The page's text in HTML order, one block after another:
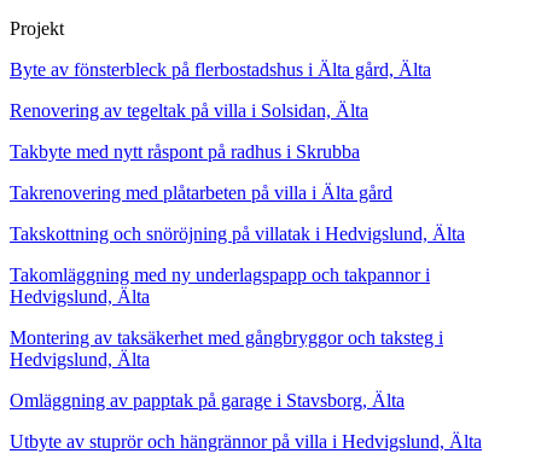
Projekt
Byte av fönsterbleck på flerbostadshus i Älta gård, Älta
Renovering av tegeltak på villa i Solsidan, Älta
Takbyte med nytt råspont på radhus i Skrubba
Takrenovering med plåtarbeten på villa i Älta gård
Takskottning och snöröjning på villatak i Hedvigslund, Älta
Takomläggning med ny underlagspapp och takpannor i
Hedvigslund, Älta
Montering av taksäkerhet med gångbryggor och taksteg i
Hedvigslund, Älta
Omläggning av papptak på garage i Stavsborg, Älta
Utbyte av stuprör och hängrännor på villa i Hedvigslund, Älta